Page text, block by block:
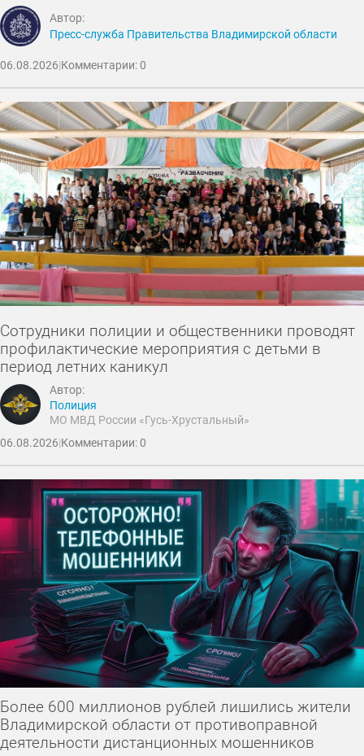
Автор:
Пресс-служба Правительства Владимирской области
06.08.2026|Комментарии: 0
Сотрудники полиции и общественники проводят
профилактические мероприятия с детьми в
период летних каникул
Автор:
Полиция
МО МВД России «Гусь-Хрустальный»
06.08.2026|Комментарии: 0
Более 600 миллионов рублей лишились жители
Владимирской области от противоправной
деятельности дистанционных мошенников